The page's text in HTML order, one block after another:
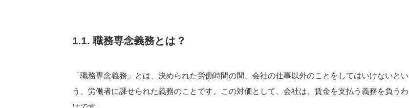
1.1. 職務専念義務とは？
「職務専念義務」とは、決められた労働時間の間、会社の仕事以外のことをしてはいけないとい
う、労働者に課せられた義務のことです。この対価として、会社は、賃金を支払う義務を負うわ